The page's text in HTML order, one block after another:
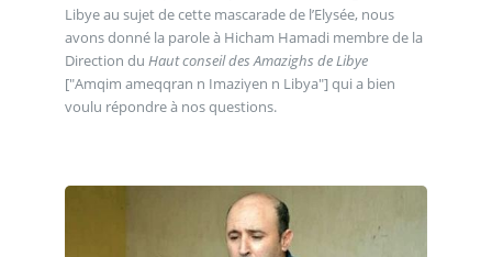
Libye au sujet de cette mascarade de l’Elysée, nous
avons donné la parole à Hicham Hamadi membre de la
Direction du Haut conseil des Amazighs de Libye
["Amqim ameqqran n Imaziγen n Libya"] qui a bien
voulu répondre à nos questions.